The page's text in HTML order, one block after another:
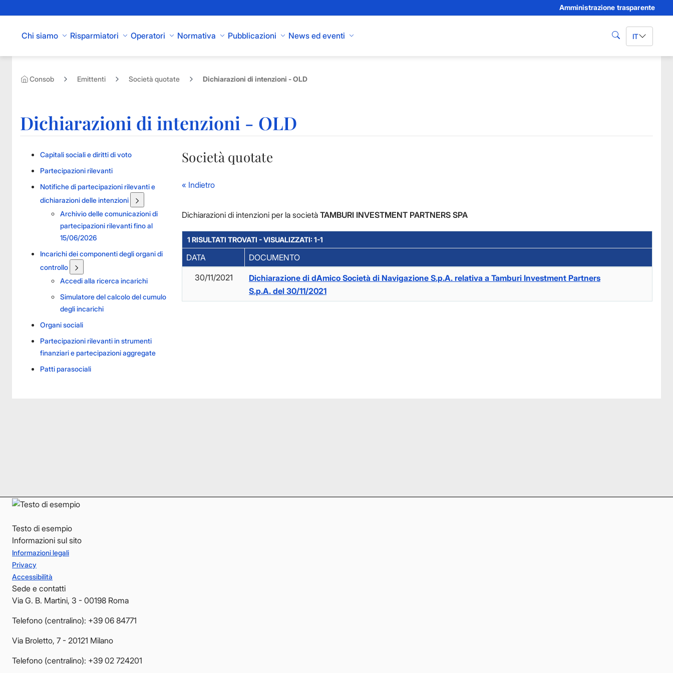
Amministrazione trasparente
Chi siamo Risparmiatori Operatori Normativa Pubblicazioni News ed eventi cerca IT
Consob Emittenti Società quotate Dichiarazioni di intenzioni - OLD
Dichiarazioni di intenzioni - OLD
Capitali sociali e diritti di voto
Partecipazioni rilevanti
Notifiche di partecipazioni rilevanti e
dichiarazioni delle intenzioni
Archivio delle comunicazioni di
partecipazioni rilevanti fino al
15/06/2026
Incarichi dei componenti degli organi di
controllo
Accedi alla ricerca incarichi
Simulatore del calcolo del cumulo
degli incarichi
Organi sociali
Partecipazioni rilevanti in strumenti
finanziari e partecipazioni aggregate
Patti parasociali
Società quotate
« Indietro
Dichiarazioni di intenzioni per la società TAMBURI INVESTMENT PARTNERS SPA
1 RISULTATI TROVATI - VISUALIZZATI: 1-1
DATA
DOCUMENTO
30/11/2021
Dichiarazione di dAmico Società di Navigazione S.p.A. relativa a Tamburi Investment Partners
S.p.A. del 30/11/2021
Testo di esempio
Informazioni sul sito
Informazioni legali
Privacy
Accessibilità
Sede e contatti
Via G. B. Martini, 3 - 00198 Roma
Telefono (centralino): +39 06 84771
Via Broletto, 7 - 20121 Milano
Telefono (centralino): +39 02 724201